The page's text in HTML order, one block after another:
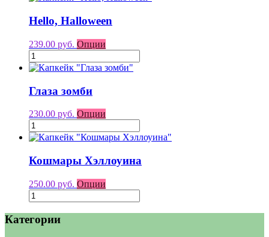
Hello, Halloween
239.00 руб. Опции
Глаза зомби
230.00 руб. Опции
Кошмары Хэллоуина
250.00 руб. Опции
Категории